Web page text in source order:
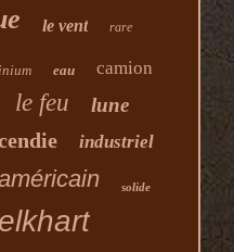
le vent rare
eau camion
le feu lune
industriel
solide
elkhart